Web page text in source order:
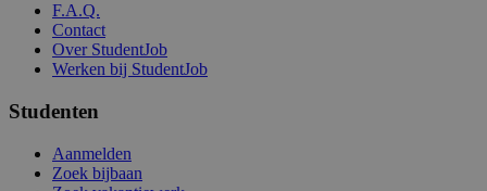
F.A.Q.
Contact
Over StudentJob
Werken bij StudentJob
Studenten
Aanmelden
Zoek bijbaan